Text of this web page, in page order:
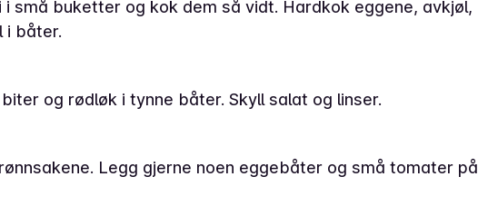
i små buketter og kok dem så vidt. Hardkok eggene, avkjøl,
i båter.
og rødløk i tynne båter. Skyll salat og linser.
Legg gjerne noen eggebåter og små tomater på